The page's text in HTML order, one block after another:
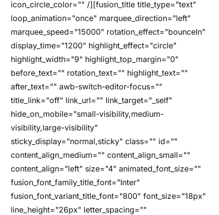
icon_circle_color="" /][fusion_title title_type="text"
loop_animation="once" marquee_direction="left"
marquee_speed="15000" rotation_effect="bounceIn"
display_time="1200" highlight_effect="circle"
highlight_width="9" highlight_top_margin="0"
before_text="" rotation_text="" highlight_text=""
after_text="" awb-switch-editor-focus=""
title_link="off" link_url="" link_target="_self"
hide_on_mobile="small-visibility,medium-
visibility,large-visibility"
sticky_display="normal,sticky" class="" id=""
content_align_medium="" content_align_small=""
content_align="left" size="4" animated_font_size=""
fusion_font_family_title_font="Inter"
fusion_font_variant_title_font="800" font_size="18px"
line_height="26px" letter_spacing=""